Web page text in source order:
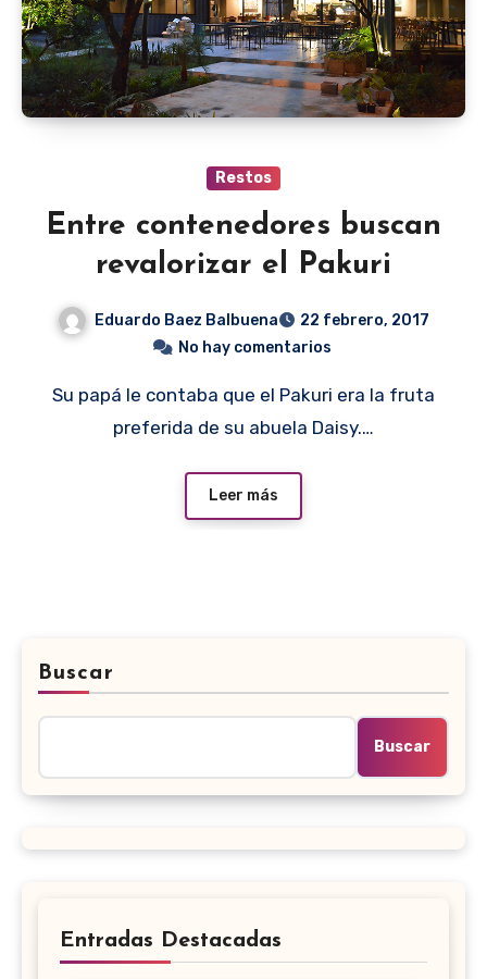
Restos
Entre contenedores buscan
revalorizar el Pakuri
Eduardo Baez Balbuena
22 febrero, 2017
No hay comentarios
Su papá le contaba que el Pakuri era la fruta
preferida de su abuela Daisy.…
Leer más
Buscar
Buscar
Entradas Destacadas